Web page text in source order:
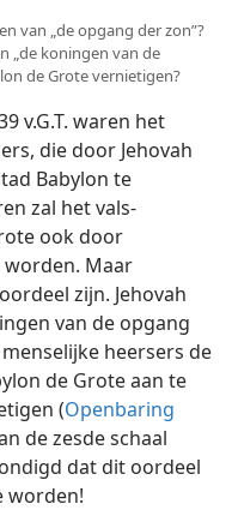
van „de opgang der zon”?
„de koningen van de
de Grote vernietigen?
v.G.T. waren het
die door Jehovah
Babylon te
zal het vals-
ook door
Maar
zijn. Jehovah
van de opgang
heersers de
de Grote aan te
(Openbaring
de zesde schaal
dat dit oordeel
worden!